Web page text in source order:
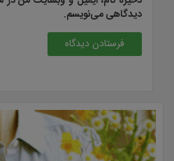
دیدگاهی می‌نویسم.